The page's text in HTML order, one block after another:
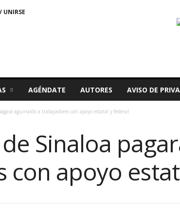
UNIRSE
AGÉNDATE AUTORES AVISO DE
aguinaldo a trabajadores con apoyo estatal y federal
Sinaloa
con apoyo